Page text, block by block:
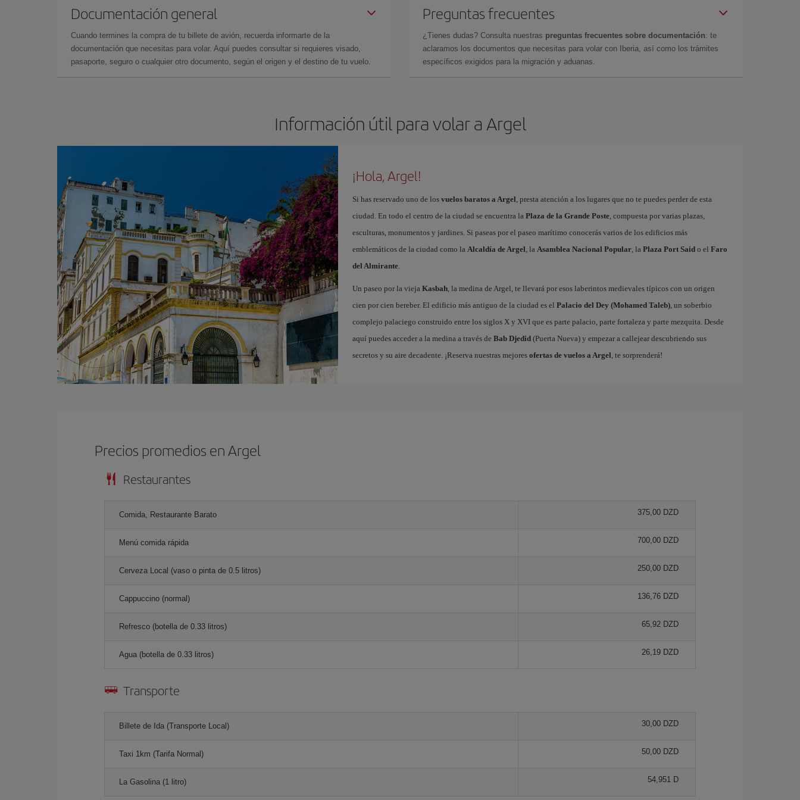
Documentación general
Cuando termines la compra de tu billete de avión, recuerda informarte de la
documentación que necesitas para volar. Aquí puedes consultar si requieres visado,
pasaporte, seguro o cualquier otro documento, según el origen y el destino de tu vuelo.
Preguntas frecuentes
¿Tienes dudas? Consulta nuestras preguntas frecuentes sobre documentación: te
aclaramos los documentos que necesitas para volar con Iberia, así como los trámites
específicos exigidos para la migración y aduanas.
Información útil para volar a Argel
¡Hola, Argel!
Si has reservado uno de los vuelos baratos a Argel, presta atención a los lugares que no te puedes perder de esta
ciudad. En todo el centro de la ciudad se encuentra la Plaza de la Grande Poste, compuesta por varias plazas,
esculturas, monumentos y jardines. Si paseas por el paseo marítimo conocerás varios de los edificios más
emblemáticos de la ciudad como la Alcaldía de Argel, la Asamblea Nacional Popular, la Plaza Port Saido el Faro
del Almirante.
Un paseo por la vieja Kasbah, la medina de Argel, te llevará por esos laberintos medievales típicos con un origen
cien por cien bereber. El edificio más antiguo de la ciudad es el Palacio del Dey (Mohamed Taleb), un soberbio
complejo palaciego construido entre los siglos X y XVI que es parte palacio, parte fortaleza y parte mezquita. Desde
aquí puedes acceder a la medina a través de Bab Djedid(Puerta Nueva) y empezar a callejear descubriendo sus
secretos y su aire decadente. ¡Reserva nuestras mejores ofertas de vuelos a Argel, te sorprenderá!
Precios promedios en Argel
Restaurantes
Comida, Restaurante Barato 375,00 DZD
Menú comida rápida 700,00 DZD
Cerveza Local (vaso o pinta de 0.5 litros) 250,00 DZD
Cappuccino (normal) 136,76 DZD
Refresco (botella de 0.33 litros) 65,92 DZD
Agua (botella de 0.33 litros) 26,19 DZD
Transporte
Billete de Ida (Transporte Local) 30,00 DZD
Taxi 1km (Tarifa Normal) 50,00 DZD
La Gasolina (1 litro) 54,951 D